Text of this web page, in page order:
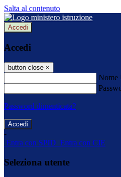
Salta al contenuto
Accedi
Accedi
button close ×
Nome
Password dimenticata?
-
Entra con SPID Entra con CIE
Seleziona utente